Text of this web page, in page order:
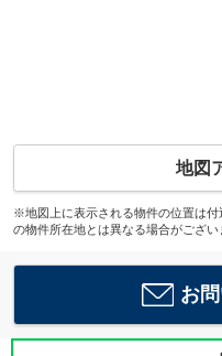
地図
※地図上に表示される物件の位置は
の物件所在地とは異なる場合がござい
お